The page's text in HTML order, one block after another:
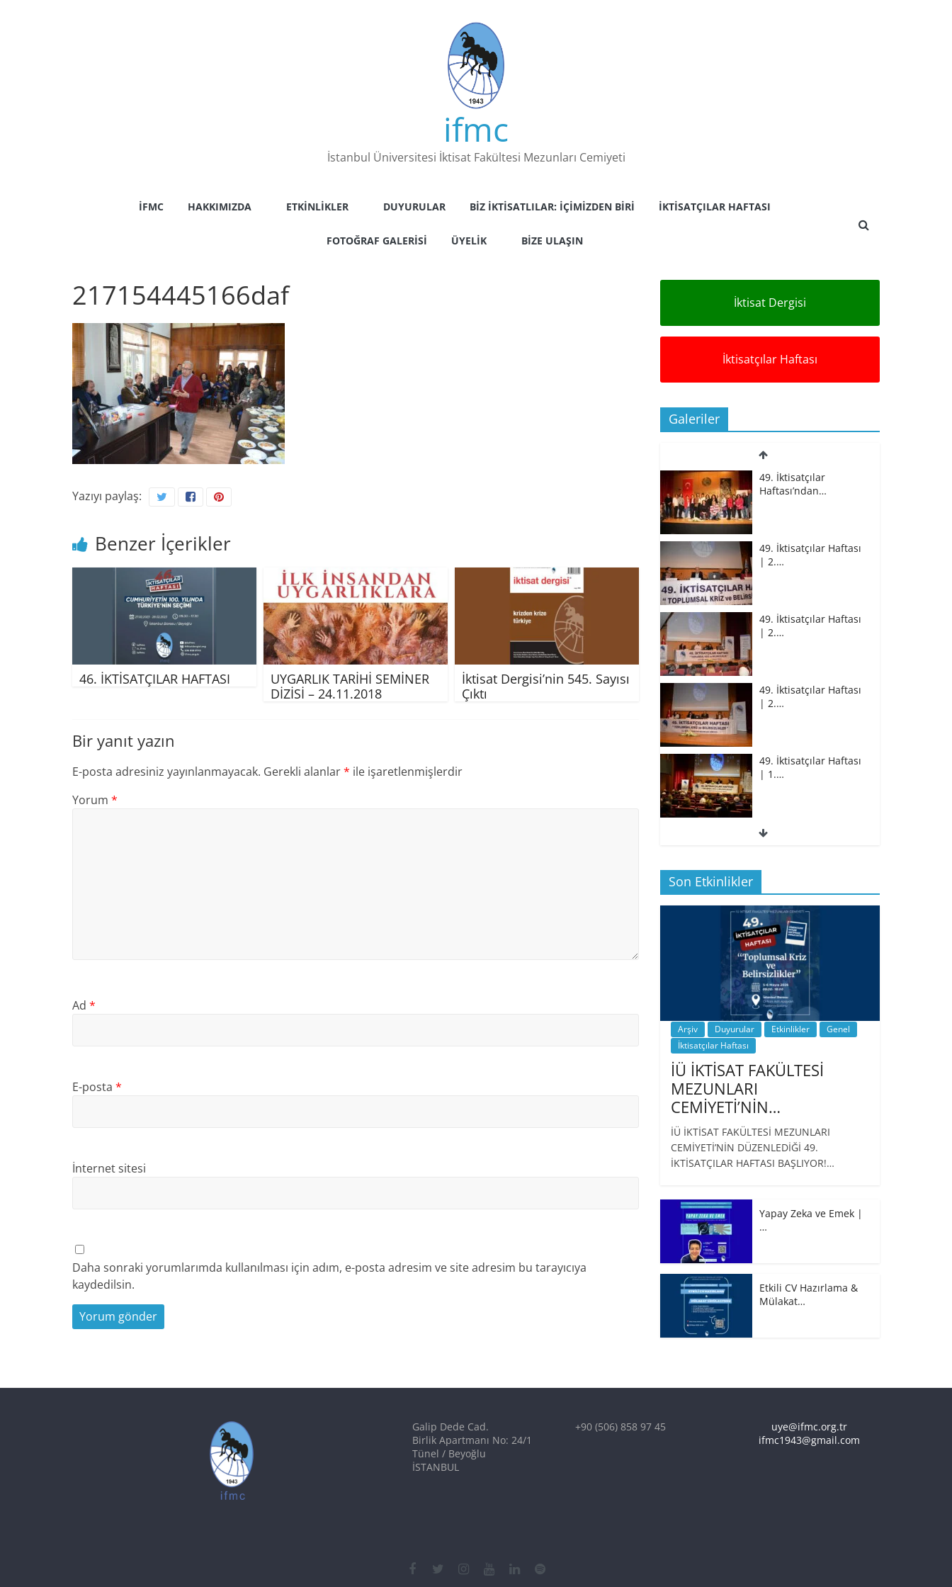
ifmc
İstanbul Üniversitesi İktisat Fakültesi Mezunları Cemiyeti
İFMC HAKKIMIZDA ETKINLIKLER DUYURULAR BIZ İKTISATLILAR: İÇIMIZDEN BIRI İKTISATÇILAR HAFTASI
FOTOĞRAF GALERISI ÜYELIK BIZE ULAŞIN
217154445166daf
Yazıyı paylaş:
Benzer İçerikler
46. İKTİSATÇILAR HAFTASI
UYGARLIK TARİHİ SEMİNER
DİZİSİ – 24.11.2018
İktisat Dergisi’nin 545. Sayısı
Çıktı
Bir yanıt yazın
E-posta adresiniz yayınlanmayacak. Gerekli alanlar* ile işaretlenmişlerdir
Yorum *
Ad *
E-posta *
İnternet sitesi
Daha sonraki yorumlarımda kullanılması için adım, e-posta adresim ve site adresim bu tarayıcıya
kaydedilsin.
İktisat Dergisi
İktisatçılar Haftası
Galeriler
49. İktisatçılar
Haftası’ndan…
49. İktisatçılar Haftası
| 2.…
49. İktisatçılar Haftası
| 2.…
49. İktisatçılar Haftası
| 2.…
49. İktisatçılar Haftası
| 1.…
49. İktisatçılar Haftası
BİZ İKTİSATLILAR:
İÇİMİZDEN BİRİ PROF.…
Son Etkinlikler
Arşiv Duyurular Etkinlikler
Genel
İktisatçılar Haftası
İÜ İKTİSAT FAKÜLTESİ
MEZUNLARI
CEMİYETİ’NİN…
İÜ İKTİSAT FAKÜLTESİ MEZUNLARI
CEMİYETİ’NİN DÜZENLEDİĞİ 49.
İKTİSATÇILAR HAFTASI BAŞLIYOR!…
Yapay Zeka ve Emek |
…
Etkili CV Hazırlama &
Mülakat…
Galip Dede Cad.
Birlik Apartmanı No: 24/1
Tünel / Beyoğlu
İSTANBUL
+90 (506) 858 97 45
uye@ifmc.org.tr
ifmc1943@gmail.com